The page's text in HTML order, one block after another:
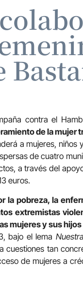
contra el
de la mujer
a mujeres, niños
de cuatro
a través del
euros.
la pobreza, la
extremistas
mujeres y sus
bajo el lema
tan
de mujeres a